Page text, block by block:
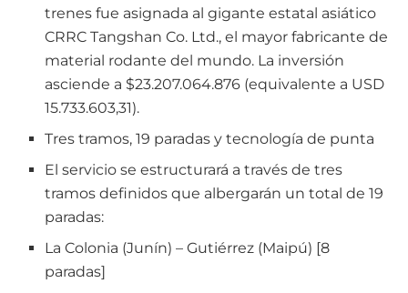
trenes fue asignada al gigante estatal asiático
CRRC Tangshan Co. Ltd., el mayor fabricante de
material rodante del mundo. La inversión
asciende a $23.207.064.876 (equivalente a USD
15.733.603,31).
Tres tramos, 19 paradas y tecnología de punta
El servicio se estructurará a través de tres
tramos definidos que albergarán un total de 19
paradas:
La Colonia (Junín) – Gutiérrez (Maipú) [8
paradas]